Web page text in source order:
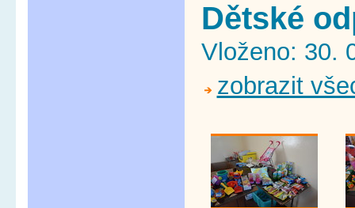
Dětské
Vloženo: 30.
zobrazit